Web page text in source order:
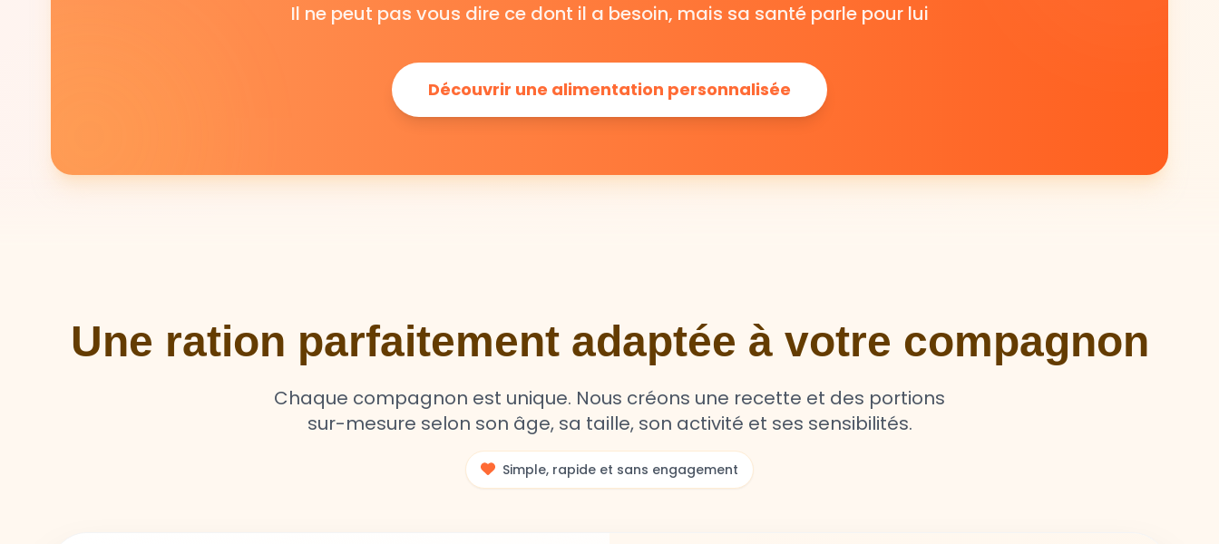
Il ne peut pas vous dire ce dont il a besoin, mais sa santé parle pour lui
Découvrir une alimentation personnalisée
Une ration parfaitement adaptée à votre compagnon
Chaque compagnon est unique. Nous créons une recette et des portions
sur-mesure selon son âge, sa taille, son activité et ses sensibilités.
Simple, rapide et sans engagement